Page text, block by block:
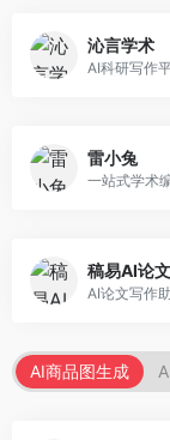
沁言学术
雷小兔
稿易AI论文
AI商品图生成